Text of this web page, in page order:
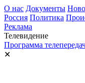
О нас Документы
Россия Политика
Реклама
Телевидение
Программа
✕